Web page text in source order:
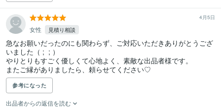
4月5日
女性 見積り相談
急なお願いだったのにも関わらず、ご対応いただきありがとうござ
いました（ ;  ; ）
やりとりもすごく優しくて心地よく、素敵な出品者様です。
またご縁がありましたら、頼らせてください♡
参考になった
出品者からの返信を読む